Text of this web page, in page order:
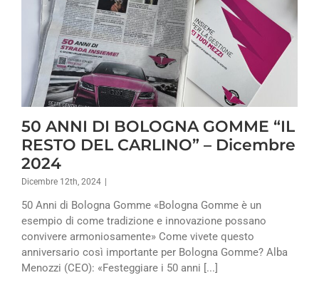
50 ANNI DI BOLOGNA GOMME “IL
RESTO DEL CARLINO” – Dicembre
2024
Dicembre 12th, 2024
50 Anni di Bologna Gomme «Bologna Gomme è un
esempio di come tradizione e innovazione possano
convivere armoniosamente» Come vivete questo
anniversario così importante per Bologna Gomme? Alba
Menozzi (CEO): «Festeggiare i 50 anni [...]